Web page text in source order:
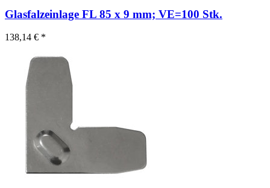
Glasfalzeinlage FL 85 x 9 mm; VE=100 Stk.
138,14 € *